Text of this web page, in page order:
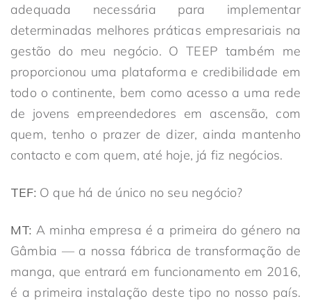
adequada necessária para implementar
determinadas melhores práticas empresariais na
gestão do meu negócio. O TEEP também me
proporcionou uma plataforma e credibilidade em
todo o continente, bem como acesso a uma rede
de jovens empreendedores em ascensão, com
quem, tenho o prazer de dizer, ainda mantenho
contacto e com quem, até hoje, já fiz negócios.
TEF: O que há de único no seu negócio?
MT: A minha empresa é a primeira do género na
Gâmbia — a nossa fábrica de transformação de
manga, que entrará em funcionamento em 2016,
é a primeira instalação deste tipo no nosso país.